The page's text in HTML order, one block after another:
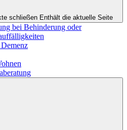
schließen Enthält die aktuelle Seite
bei Behinderung oder